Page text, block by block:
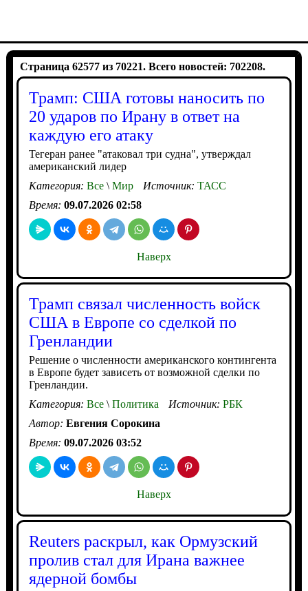
Страница 62577 из 70221. Всего новостей: 702208.
Трамп: США готовы наносить по
20 ударов по Ирану в ответ на
каждую его атаку
Тегеран ранее "атаковал три судна", утверждал
американский лидер
Категория: Все\Мир Источник: ТАСС
Время: 09.07.2026 02:58
Наверх
Трамп связал численность войск
США в Европе со сделкой по
Гренландии
Решение о численности американского контингента
в Европе будет зависеть от возможной сделки по
Гренландии.
Категория: Все\Политика Источник: РБК
Автор: Евгения Сорокина
Время: 09.07.2026 03:52
Наверх
Reuters раскрыл, как Ормузский
пролив стал для Ирана важнее
ядерной бомбы